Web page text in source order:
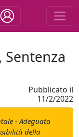
Pubblicato il
11/2/2022
- Adeguata
della